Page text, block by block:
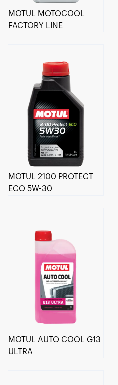
MOTUL MOTOCOOL
FACTORY LINE
MOTUL 2100 PROTECT
ECO 5W-30
MOTUL AUTO COOL G13
ULTRA